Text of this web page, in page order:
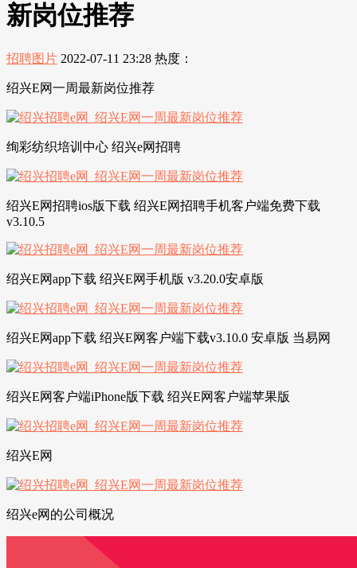
新岗位推荐
招聘图片 2022-07-11 23:28 热度：
绍兴E网一周最新岗位推荐
绚彩纺织培训中心 绍兴e网招聘
绍兴E网招聘ios版下载 绍兴E网招聘手机客户端免费下载
v3.10.5
绍兴E网app下载 绍兴E网手机版 v3.20.0安卓版
绍兴E网app下载 绍兴E网客户端下载v3.10.0 安卓版 当易网
绍兴E网客户端iPhone版下载 绍兴E网客户端苹果版
绍兴E网
绍兴e网的公司概况